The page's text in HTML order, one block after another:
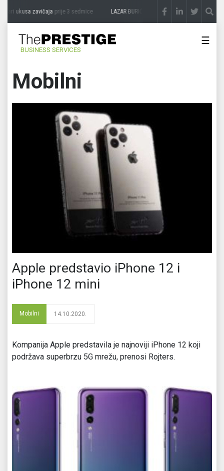
ukusa zavičajaprije 3 sedmice LAZAR ĐURIĆ: Promocija potencijal pretvara u
BUSINESS SERVICES
☰
Mobilni
Apple predstavio iPhone 12 i
iPhone 12 mini
Mobilni 14.10.2020.
Kompanija Apple predstavila je najnoviji iPhone 12 koji
podržava superbrzu 5G mrežu, prenosi Rojters.